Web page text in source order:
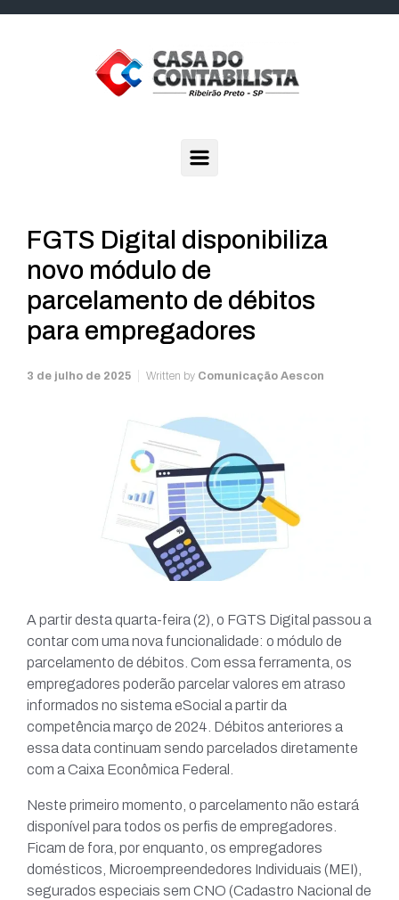
FGTS Digital disponibiliza
novo módulo de
parcelamento de débitos
para empregadores
3 de julho de 2025 Written by Comunicação Aescon
A partir desta quarta-feira (2), o FGTS Digital passou a
contar com uma nova funcionalidade: o módulo de
parcelamento de débitos. Com essa ferramenta, os
empregadores poderão parcelar valores em atraso
informados no sistema eSocial a partir da
competência março de 2024. Débitos anteriores a
essa data continuam sendo parcelados diretamente
com a Caixa Econômica Federal.
Neste primeiro momento, o parcelamento não estará
disponível para todos os perfis de empregadores.
Ficam de fora, por enquanto, os empregadores
domésticos, Microempreendedores Individuais (MEI),
segurados especiais sem CNO (Cadastro Nacional de